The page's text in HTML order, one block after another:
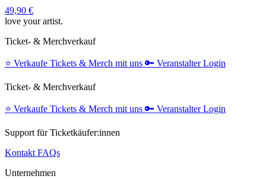
49,90 €
love your artist.
Ticket- & Merchverkauf
⭐️ Verkaufe Tickets & Merch mit uns 🔑 Veranstalter Login
Ticket- & Merchverkauf
⭐️ Verkaufe Tickets & Merch mit uns 🔑 Veranstalter Login
Support für Ticketkäufer:innen
Kontakt FAQs
Unternehmen